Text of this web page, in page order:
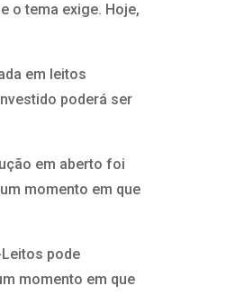
o tema exige. Hoje,
em leitos
poderá ser
em aberto foi
momento em que
pode
momento em que